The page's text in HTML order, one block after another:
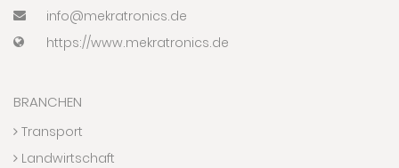
info@mekratronics.de
https://www.mekratronics.de
BRANCHEN
Transport
Landwirtschaft